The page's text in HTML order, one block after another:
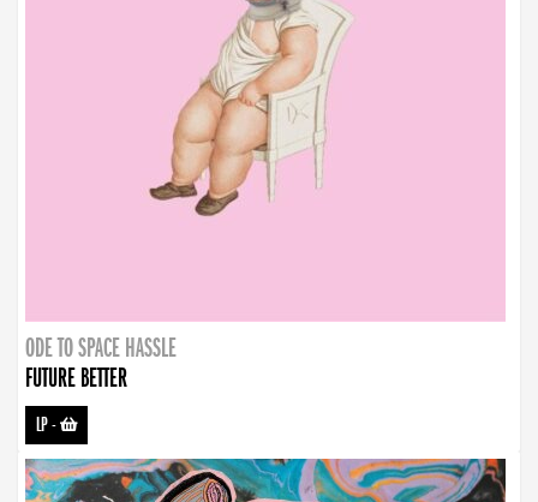
ODE TO SPACE HASSLE
FUTURE BETTER
LP-